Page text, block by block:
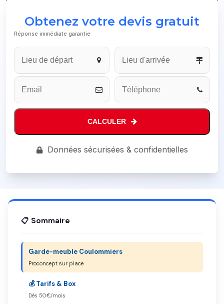
Obtenez votre devis gratuit
Réponse immédiate garantie
CALCULER
Données sécurisées & confidentielles
📋 Sommaire
Garde-meuble Coulommiers
Proconcept sur place
💰 Tarifs & Box
Dès 50€/mois